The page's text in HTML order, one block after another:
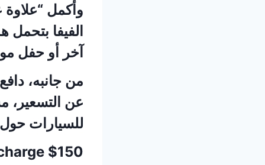
وأكمل
الفيفا
آخر أو حفل
من جانبه،
عن التسعير،
للسيارات حول
$150